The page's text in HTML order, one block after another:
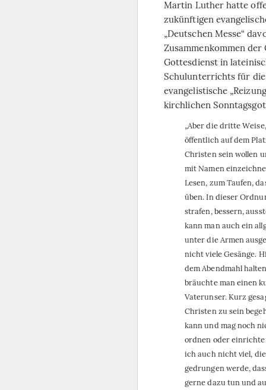
Martin Luther hatte
zukünftigen
„Deutschen Messe“
Zusammenkommen der
Gottesdienst in
Schulunterrichts für die
evangelistische
kirchlichen
„Aber die dritte
öffentlich auf dem
Christen sein wollen
mit Namen
Lesen, zum Taufen,
üben. In dieser
strafen, bessern,
kann man auch ein
unter die Armen
nicht viele Gesänge.
dem Abendmahl
bräuchte man einen
Vaterunser. Kurz
Christen zu sein
kann und mag noch
ordnen oder
ich auch nicht viel,
gedrungen werde,
gerne dazu tun und